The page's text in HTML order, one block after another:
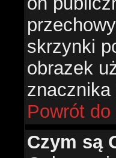
skrzynki
obrazek
Powrót do
Czym są